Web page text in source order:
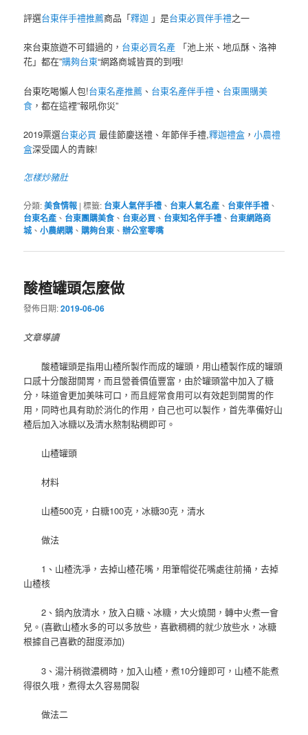
評選台東伴手禮推薦商品「釋迦 」是台東必買伴手禮之一
來台東旅遊不可錯過的， 台東必買名產 「池上米、地瓜酥、洛神
花」都在”購夠台東“網路商城皆買的到哦!
台東吃喝懶人包!台東名產推薦 、 台東名產伴手禮 、 台東團購美
食 ，都在這裡”報吼你災”
2019票選台東必買 最佳節慶送禮、年節伴手禮,釋迦禮盒 ，小農禮
盒深受國人的青睞!
怎樣炒豬肚
分類:美食情報 |標籤: 台東人氣伴手禮 、 台東人氣名產 、 台東伴手禮 、
台東名產 、 台東團購美食 、 台東必買 、 台東知名伴手禮 、 台東網路商
城 、小農網購 、 購夠台東 、辦公室零嘴
酸楂罐頭怎麼做
發佈日期:2019-06-06
文章導讀
酸楂罐頭是指用山楂所製作而成的罐頭，用山楂製作成的罐頭
口感十分酸甜開胃，而且營養價值豐富，由於罐頭當中加入了糖
分，味道會更加美味可口，而且經常食用可以有效起到開胃的作
用，同時也具有助於消化的作用，自己也可以製作，首先準備好山
楂后加入冰糖以及清水熬制粘稠即可。
山楂罐頭
材料
山楂500克，白糖100克，冰糖30克，清水
做法
1、山楂洗凈，去掉山楂花嘴，用筆帽從花嘴處往前捅，去掉
山楂核
2、鍋內放清水，放入白糖、冰糖，大火燒開，轉中火煮一會
兒。(喜歡山楂水多的可以多放些，喜歡稠稠的就少放些水，冰糖
根據自己喜歡的甜度添加)
3、湯汁稍微濃稠時，加入山楂，煮10分鐘即可，山楂不能煮
得很久哦，煮得太久容易開裂
做法二